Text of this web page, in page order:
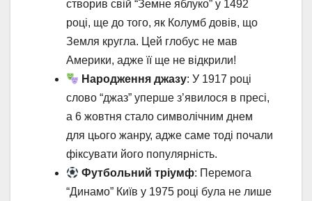
створив свій “Земне яблуко” у 1492
році, ще до того, як Колумб довів, що
Земля кругла. Цей глобус не мав
Америки, адже її ще не відкрили!
Народження джазу: У 1917 році
слово “джаз” уперше з’явилося в пресі,
а 6 жовтня стало символічним днем
для цього жанру, адже саме тоді почали
фіксувати його популярність.
Футбольний тріумф: Перемога
“Динамо” Київ у 1975 році була не лише